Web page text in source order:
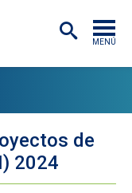
MENÚ
de
2024